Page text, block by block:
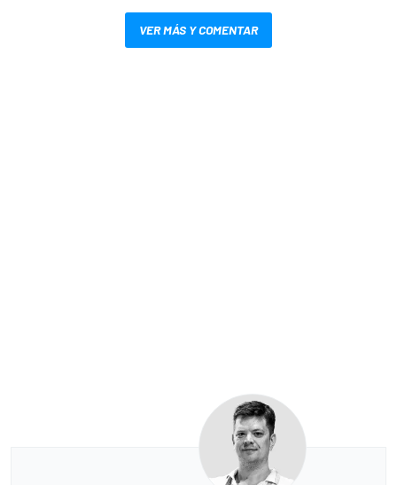
VER MÁS Y COMENTAR